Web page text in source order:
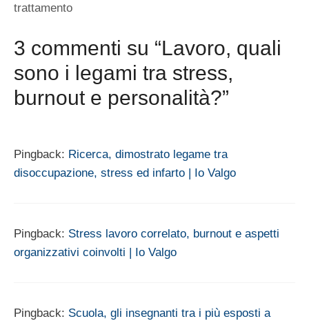
trattamento
3 commenti su “Lavoro, quali
sono i legami tra stress,
burnout e personalità?”
Pingback: Ricerca, dimostrato legame tra
disoccupazione, stress ed infarto | Io Valgo
Pingback: Stress lavoro correlato, burnout e aspetti
organizzativi coinvolti | Io Valgo
Pingback: Scuola, gli insegnanti tra i più esposti a